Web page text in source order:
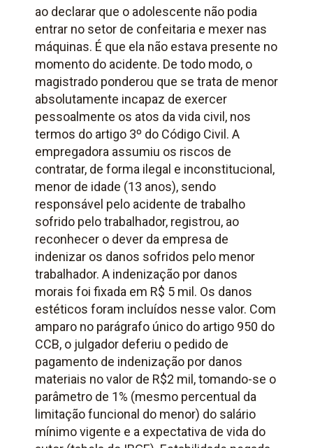
ao declarar que o adolescente não podia
entrar no setor de confeitaria e mexer nas
máquinas. É que ela não estava presente no
momento do acidente. De todo modo, o
magistrado ponderou que se trata de menor
absolutamente incapaz de exercer
pessoalmente os atos da vida civil, nos
termos do artigo 3º do Código Civil. A
empregadora assumiu os riscos de
contratar, de forma ilegal e inconstitucional,
menor de idade (13 anos), sendo
responsável pelo acidente de trabalho
sofrido pelo trabalhador, registrou, ao
reconhecer o dever da empresa de
indenizar os danos sofridos pelo menor
trabalhador. A indenização por danos
morais foi fixada em R$ 5 mil. Os danos
estéticos foram incluídos nesse valor. Com
amparo no parágrafo único do artigo 950 do
CCB, o julgador deferiu o pedido de
pagamento de indenização por danos
materiais no valor de R$2 mil, tomando-se o
parâmetro de 1% (mesmo percentual da
limitação funcional do menor) do salário
mínimo vigente e a expectativa de vida do